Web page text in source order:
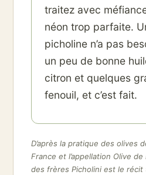
traitez avec
néon trop parfaite.
picholine n’a pas
un peu de bonne
citron et quelques
fenouil, et c’est fait.
D’après la pratique des olives
France et l’appellation Olive de
des frères Picholini est le récit